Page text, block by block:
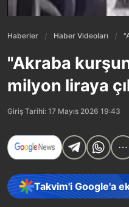
Haberler Haber Videoları
"Akraba
milyon liraya
Giriş Tarihi: 17 Mayıs 2026 19:43
Takvim'i Google'a